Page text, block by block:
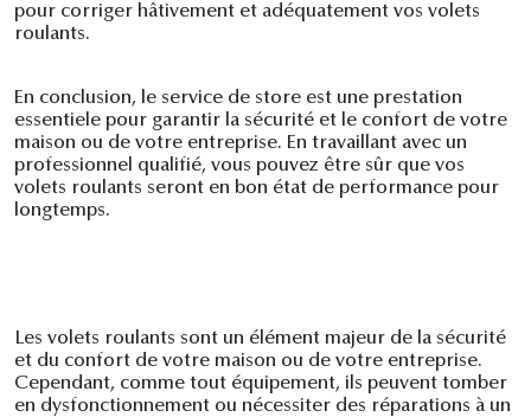
pour corriger hâtivement et adéquatement vos volets
roulants.
En conclusion, le service de store est une prestation
essentiele pour garantir la sécurité et le confort de votre
maison ou de votre entreprise. En travaillant avec un
professionnel qualifié, vous pouvez être sûr que vos
volets roulants seront en bon état de performance pour
longtemps.
Les volets roulants sont un élément majeur de la sécurité
et du confort de votre maison ou de votre entreprise.
Cependant, comme tout équipement, ils peuvent tomber
en dysfonctionnement ou nécessiter des réparations à un